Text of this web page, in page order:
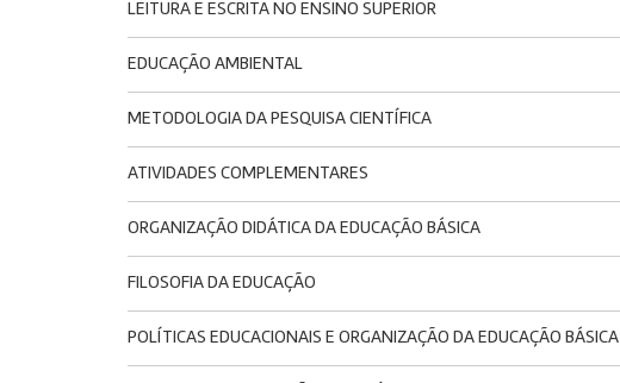
LEITURA E ESCRITA NO ENSINO SUPERIOR
EDUCAÇÃO AMBIENTAL
METODOLOGIA DA PESQUISA CIENTÍFICA
ATIVIDADES COMPLEMENTARES
ORGANIZAÇÃO DIDÁTICA DA EDUCAÇÃO BÁSICA
FILOSOFIA DA EDUCAÇÃO
POLÍTICAS EDUCACIONAIS E ORGANIZAÇÃO DA EDUCAÇÃO BÁSICA